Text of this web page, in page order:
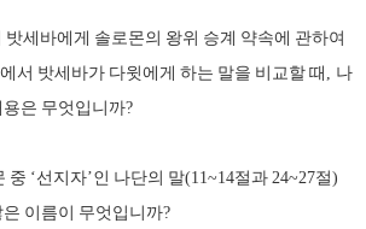
밧세바에게 솔로몬의 왕위 승계 약속에 관하여
서 밧세바가 다윗에게 하는 말을 비교할 때 , 나
은 무엇입니까?
중 ‘선지자’인 나단의 말(11~14절과 24~27절)
이름이 무엇입니까?